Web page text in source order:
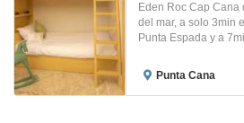
Eden Roc Cap Cana
del mar, a solo 3min
Punta Espada y a
Punta Cana